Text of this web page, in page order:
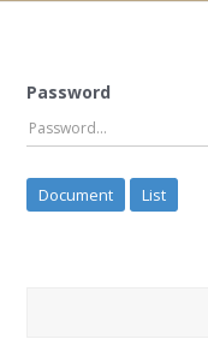
Password
Document List